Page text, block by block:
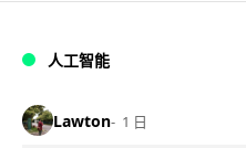
人工智能
Lawton 1 日